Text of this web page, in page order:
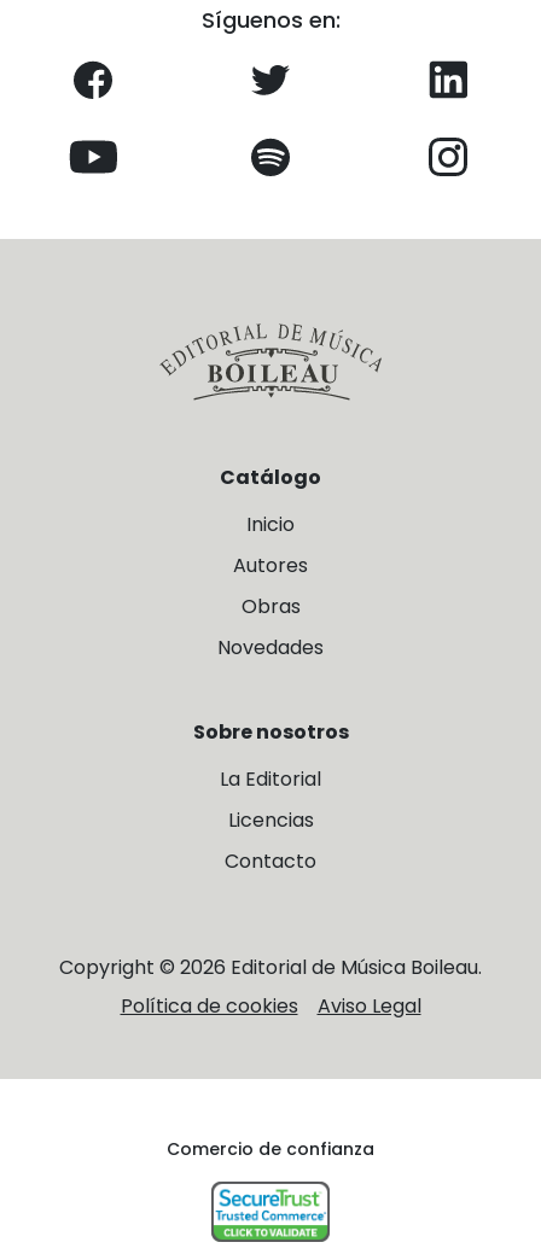
Síguenos en:
Catálogo
Inicio
Autores
Obras
Novedades
Sobre nosotros
La Editorial
Licencias
Contacto
Copyright © 2026 Editorial de Música Boileau.
Política de cookies
Aviso Legal
Comercio de confianza